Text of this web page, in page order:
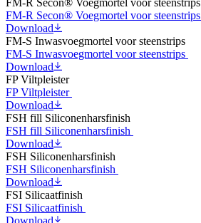
FM-R Secon® Voegmortel voor steenstrips
Download
FM-S Inwasvoegmortel voor steenstrips
FM-S Inwasvoegmortel voor steenstrips
Download
FP Viltpleister
FP Viltpleister
Download
FSH fill Siliconenharsfinish
FSH fill Siliconenharsfinish
Download
FSH Siliconenharsfinish
FSH Siliconenharsfinish
Download
FSI Silicaatfinish
FSI Silicaatfinish
Download